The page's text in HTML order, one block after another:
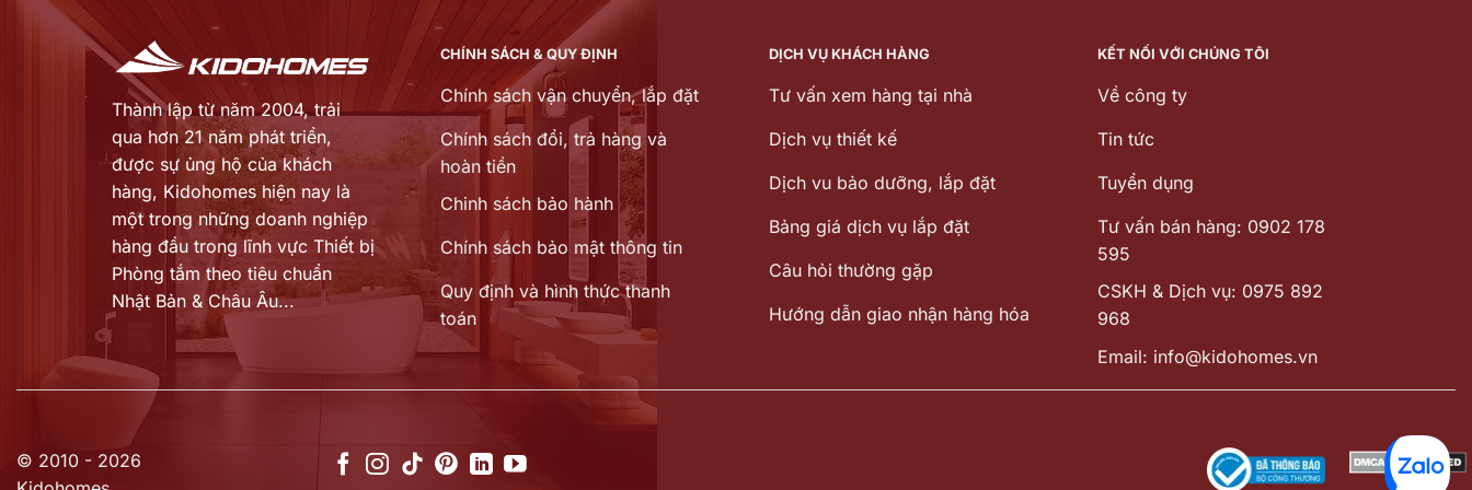
7.859.560 ₫. 8.147.520 ₫. 1.730.000 ₫.
₫.
Thành lập từ năm 2004, trải
qua hơn 21 năm phát triển,
được sự ủng hộ của khách
hàng, Kidohomes hiện nay là
một trong những doanh nghiệp
hàng đầu trong lĩnh vực Thiết bị
Phòng tắm theo tiêu chuẩn
Nhật Bản & Châu Âu...
CHÍNH SÁCH & QUY ĐỊNH
Chính sách vận chuyển, lắp đặt
Chính sách đổi, trả hàng và
hoàn tiền
Chinh sách bảo hành
Chính sách bảo mật thông tin
Quy định và hình thức thanh
toán
DỊCH VỤ KHÁCH HÀNG
Tư vấn xem hàng tại nhà
Dịch vụ thiết kế
Dịch vu bảo dưỡng, lắp đặt
Bảng giá dịch vụ lắp đặt
Câu hỏi thường gặp
Hướng dẫn giao nhận hàng hóa
KẾT NỐI VỚI CHÚNG TÔI
Về công ty
Tin tức
Tuyển dụng
Tư vấn bán hàng: 0902 178
595
CSKH & Dịch vụ: 0975 892
968
Email: info@kidohomes.vn
© 2010 - 2026